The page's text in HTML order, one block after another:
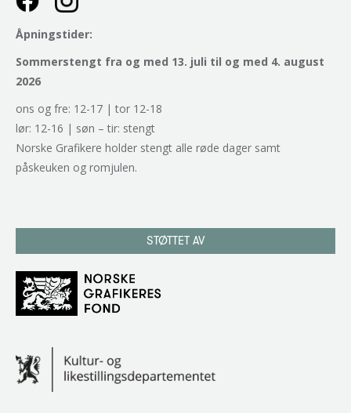
Åpningstider:
Sommerstengt fra og med 13. juli til og med 4. august
2026
ons og fre: 12-17 | tor 12-18
lør: 12-16 | søn – tir: stengt
Norske Grafikere holder stengt alle røde dager samt
påskeuken og romjulen.
STØTTET AV